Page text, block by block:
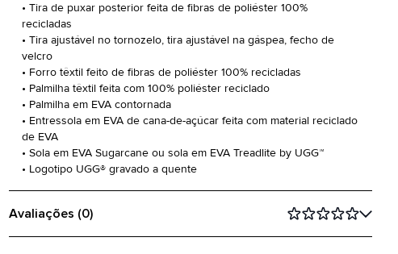
• Tira de puxar posterior feita de fibras de poliéster 100%
recicladas
• Tira ajustável no tornozelo, tira ajustável na gáspea, fecho de
velcro
• Forro têxtil feito de fibras de poliéster 100% recicladas
• Palmilha têxtil feita com 100% poliéster reciclado
• Palmilha em EVA contornada
• Entressola em EVA de cana-de-açúcar feita com material reciclado
de EVA
• Sola em EVA Sugarcane ou sola em EVA Treadlite by UGG™
• Logotipo UGG® gravado a quente
Avaliações (0)